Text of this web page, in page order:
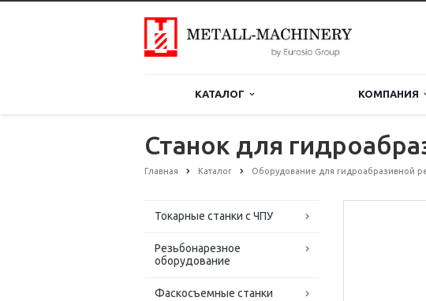
КАТАЛОГ КОМПАНИЯ
Станок для
Главная Каталог Оборудование для гидроабразивной
Токарные станки с ЧПУ
Резьбонарезное
оборудование
Фаскосъемные станки